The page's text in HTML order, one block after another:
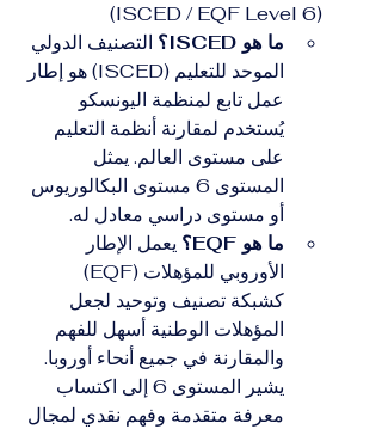
(ISCED / EQF Level 6)
ما هو ISCED؟
التصنيف الدولي
الموحد للتعليم (ISCED) هو إطار
عمل تابع لمنظمة اليونسكو
يُستخدم لمقارنة أنظمة التعليم
على مستوى العالم. يمثل
المستوى 6 مستوى البكالوريوس
أو مستوى دراسي معادل له.
ما هو EQF؟
يعمل الإطار
الأوروبي للمؤهلات (EQF)
كشبكة تصنيف وتوحيد لجعل
المؤهلات الوطنية أسهل للفهم
والمقارنة في جميع أنحاء أوروبا.
يشير المستوى 6 إلى اكتساب
معرفة متقدمة وفهم نقدي لمجال